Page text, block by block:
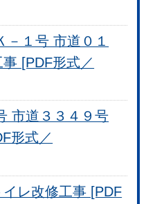
１号 市道０１
[PDF形式／
市道３３４９号
形式／
レ改修工事 [PDF